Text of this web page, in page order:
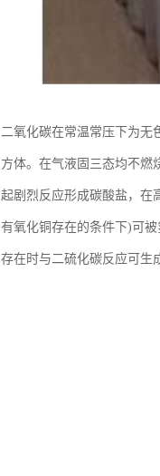
二氧化碳在常温常压下为无
方体。在气液固三态均不燃
起剧烈反应形成碳酸盐，在
有氧化铜存在的条件下)可
存在时与二硫化碳反应可生